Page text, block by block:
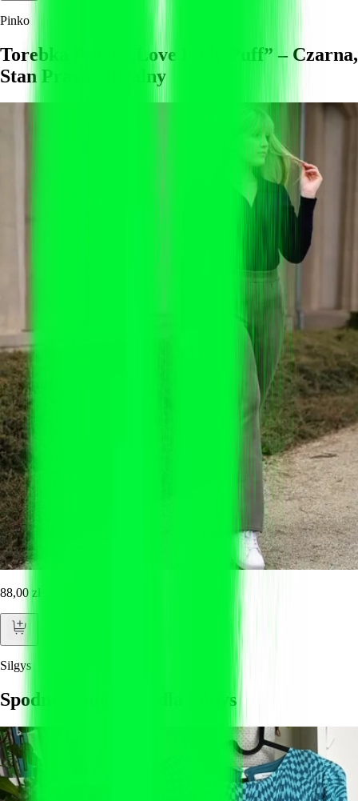
Pinko
Torebka Pinko „Love Lady Puff” – Czarna,
Stan Prawie Idealny
88,00 zł
Silgys
Spodnie zamszowe dla Silqys